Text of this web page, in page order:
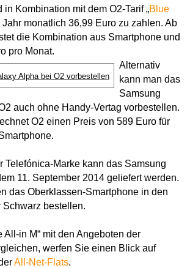
in Kombination mit dem O2-Tarif „Blue
Jahr monatlich 36,99 Euro zu zahlen. Ab
die Kombination aus Smartphone und
pro Monat.
Alpha bei O2 vorbestellen
Alternativ
kann man das
Samsung
auch ohne Handy-Vertag vorbestellen.
O2 einen Preis von 589 Euro für
Telefónica-Marke kann das Samsung
11. September 2014 geliefert werden.
das Oberklassen-Smartphone in den
bestellen.
All-in M“ mit den Angeboten der
werfen Sie einen Blick auf
All-Net-Flats.